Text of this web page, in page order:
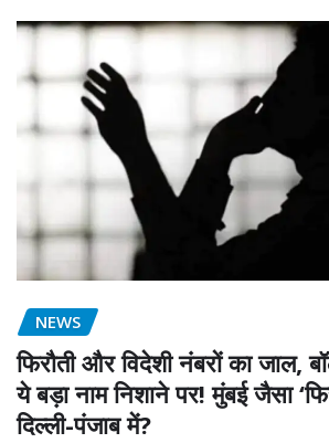
NEWS
फिरौती और विदेशी नंबरों का जाल,
ये बड़ा नाम निशाने पर! मुंबई जैसा
दिल्ली-पंजाब में?